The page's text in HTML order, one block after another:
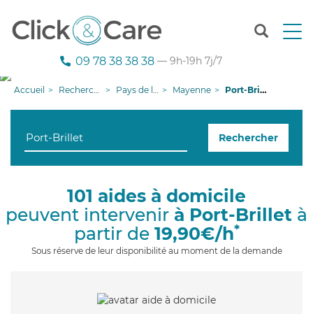
T
n
g
09 78 38 38 38 — 9h-19h 7j/7
Accueil Recherche aide à domicile Pays de la Loire Mayenne Port-Brillet
Rechercher
101 aides à domicile
peuvent intervenir à Port-Brillet à
partir de 19,90€/h*
Sous réserve de leur disponibilité au moment de la demande